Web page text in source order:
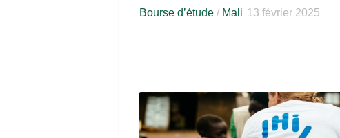
Bourse d’étude / Mali 13 février 2025